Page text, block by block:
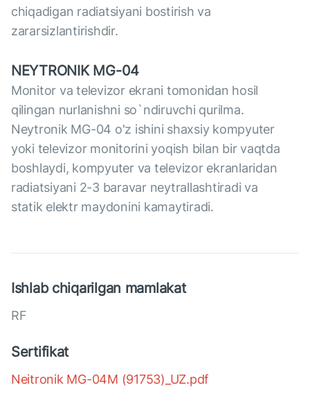
chiqadigan radiatsiyani bostirish va
zararsizlantirishdir.
NEYTRONIK MG-04
Monitor va televizor ekrani tomonidan hosil
qilingan nurlanishni so`ndiruvchi qurilma.
Neytronik MG-04 o'z ishini shaxsiy kompyuter
yoki televizor monitorini yoqish bilan bir vaqtda
boshlaydi, kompyuter va televizor ekranlaridan
radiatsiyani 2-3 baravar neytrallashtiradi va
statik elektr maydonini kamaytiradi.
Ishlab chiqarilgan mamlakat
RF
Sertifikat
Neitronik MG-04M (91753)_UZ.pdf